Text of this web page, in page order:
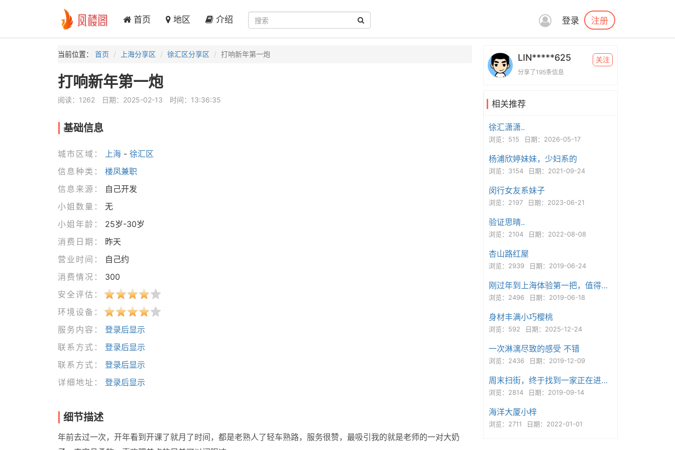
首页 地区 介绍 登录 注册
当前位置： 首页 上海分享区 徐汇区分享区 打响新年第一炮
打响新年第一炮
阅读：1262 日期：2025-02-13 时间：13:36:35
基础信息
城市区域： 上海- 徐汇区
信息种类：
楼凤兼职
信息来源：
自己开发
小姐数量：
无
小姐年龄：
25岁-30岁
消费日期：
昨天
营业时间：
自己约
消费情况：
300
安全评估：
环境设备：
服务内容：
登录后显示
联系方式：
登录后显示
联系方式：
登录后显示
详细地址：
登录后显示
细节描述
年前去过一次，开年看到开课了就月了时间，都是老熟人了轻车熟路，服务很赞，最吸引我的就是老师的一对大奶
LIN*****625
分享了195条信息
关注
相关推荐
徐汇潇潇..
浏览：515 日期：2026-05-17
杨浦欣婷妹妹，少妇系的
浏览：3154 日期：2021-09-24
闵行女友系妹子
浏览：2197 日期：2023-06-21
验证思晴..
浏览：2104 日期：2022-08-08
杏山路红屋
浏览：2939 日期：2019-06-24
刚过年到上海体验第一把，值得分享
浏览：2496 日期：2019-06-18
身材丰满小巧樱桃
浏览：592 日期：2025-12-24
一次淋漓尽致的感受 不错
浏览：2436 日期：2019-12-09
周末扫街，终于找到一家正在进行营业的店喔~
浏览：2814 日期：2019-09-14
海洋大厦小梓
浏览：2711 日期：2022-01-01